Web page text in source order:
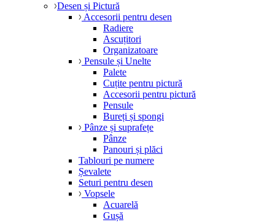
Desen și Pictură
Accesorii pentru desen
Radiere
Ascuțitori
Organizatoare
Pensule și Unelte
Palete
Cuțite pentru pictură
Accesorii pentru pictură
Pensule
Bureți și spongi
Pânze și suprafețe
Pânze
Panouri și plăci
Tablouri pe numere
Șevalete
Seturi pentru desen
Vopsele
Acuarelă
Gușă